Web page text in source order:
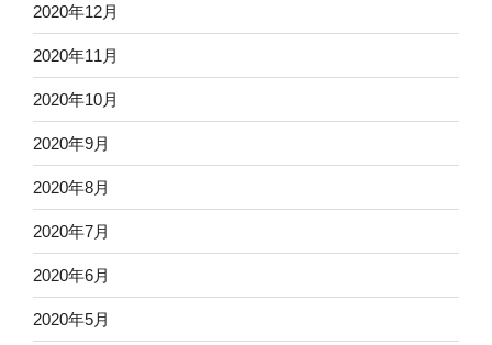
2020年12月
2020年11月
2020年10月
2020年9月
2020年8月
2020年7月
2020年6月
2020年5月